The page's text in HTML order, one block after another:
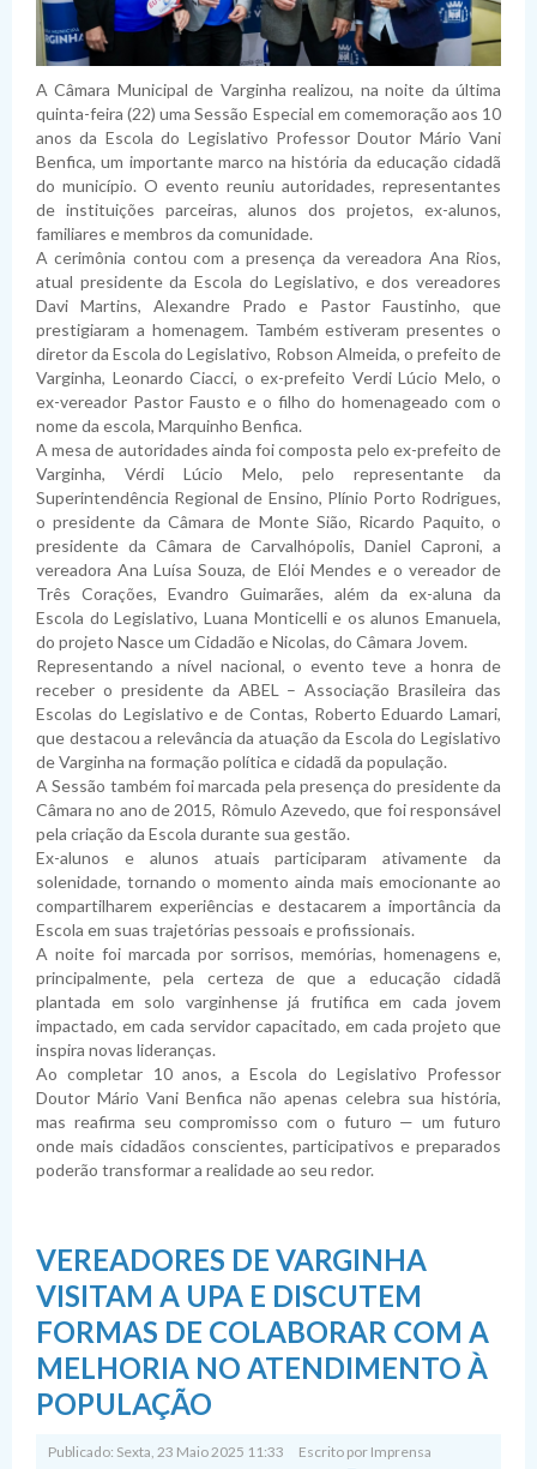
A Câmara Municipal de Varginha realizou, na noite da última
quinta-feira (22) uma Sessão Especial em comemoração aos 10
anos da Escola do Legislativo Professor Doutor Mário Vani
Benfica, um importante marco na história da educação cidadã
do município. O evento reuniu autoridades, representantes
de instituições parceiras, alunos dos projetos, ex-alunos,
familiares e membros da comunidade.
A cerimônia contou com a presença da vereadora Ana Rios,
atual presidente da Escola do Legislativo, e dos vereadores
Davi Martins, Alexandre Prado e Pastor Faustinho, que
prestigiaram a homenagem. Também estiveram presentes o
diretor da Escola do Legislativo, Robson Almeida, o prefeito de
Varginha, Leonardo Ciacci, o ex-prefeito Verdi Lúcio Melo, o
ex-vereador Pastor Fausto e o filho do homenageado com o
nome da escola, Marquinho Benfica.
A mesa de autoridades ainda foi composta pelo ex-prefeito de
Varginha, Vérdi Lúcio Melo, pelo representante da
Superintendência Regional de Ensino, Plínio Porto Rodrigues,
o presidente da Câmara de Monte Sião, Ricardo Paquito, o
presidente da Câmara de Carvalhópolis, Daniel Caproni, a
vereadora Ana Luísa Souza, de Elói Mendes e o vereador de
Três Corações, Evandro Guimarães, além da ex-aluna da
Escola do Legislativo, Luana Monticelli e os alunos Emanuela,
do projeto Nasce um Cidadão e Nicolas, do Câmara Jovem.
Representando a nível nacional, o evento teve a honra de
receber o presidente da ABEL – Associação Brasileira das
Escolas do Legislativo e de Contas, Roberto Eduardo Lamari,
que destacou a relevância da atuação da Escola do Legislativo
de Varginha na formação política e cidadã da população.
A Sessão também foi marcada pela presença do presidente da
Câmara no ano de 2015, Rômulo Azevedo, que foi responsável
pela criação da Escola durante sua gestão.
Ex-alunos e alunos atuais participaram ativamente da
solenidade, tornando o momento ainda mais emocionante ao
compartilharem experiências e destacarem a importância da
Escola em suas trajetórias pessoais e profissionais.
A noite foi marcada por sorrisos, memórias, homenagens e,
principalmente, pela certeza de que a educação cidadã
plantada em solo varginhense já frutifica em cada jovem
impactado, em cada servidor capacitado, em cada projeto que
inspira novas lideranças.
Ao completar 10 anos, a Escola do Legislativo Professor
Doutor Mário Vani Benfica não apenas celebra sua história,
mas reafirma seu compromisso com o futuro — um futuro
onde mais cidadãos conscientes, participativos e preparados
poderão transformar a realidade ao seu redor.
VEREADORES DE VARGINHA
VISITAM A UPA E DISCUTEM
FORMAS DE COLABORAR COM A
MELHORIA NO ATENDIMENTO À
POPULAÇÃO
Publicado: Sexta, 23 Maio 2025 11:33 Escrito por Imprensa